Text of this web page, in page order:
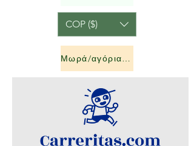
Μωρά/αγόρια &amp; κορίτσια
COP ($)